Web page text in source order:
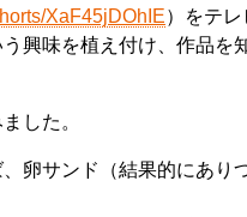
XaF45jDOhIE）をテ
興味を植え付け、作品を
した。
卵サンド（結果的にあり